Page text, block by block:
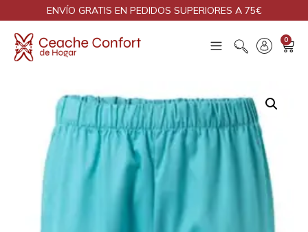
ENVÍO GRATIS EN PEDIDOS SUPERIORES A 75€
0